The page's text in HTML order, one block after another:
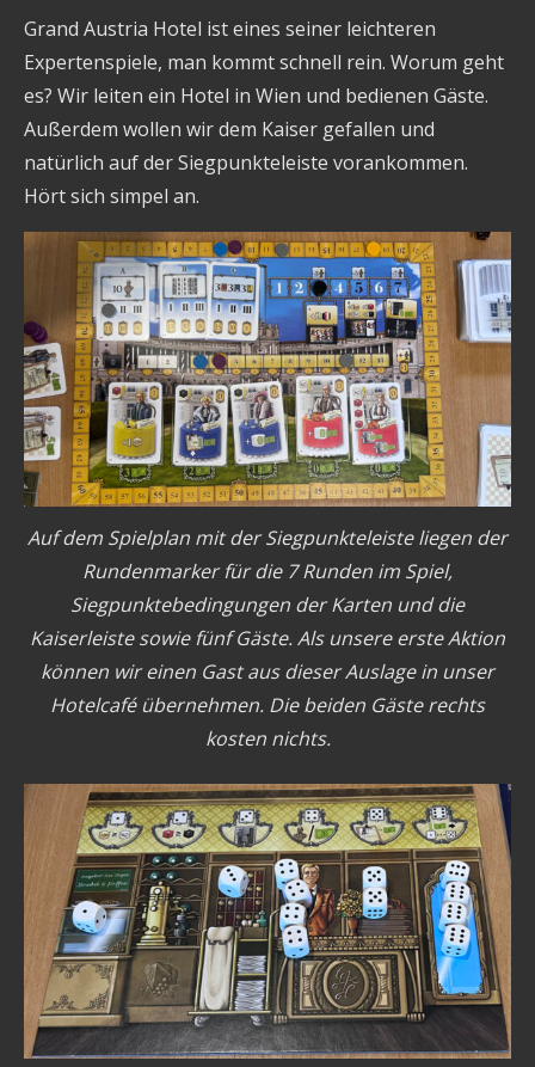
Grand Austria Hotel ist eines seiner leichteren
Expertenspiele, man kommt schnell rein. Worum geht
es? Wir leiten ein Hotel in Wien und bedienen Gäste.
Außerdem wollen wir dem Kaiser gefallen und
natürlich auf der Siegpunkteleiste vorankommen.
Hört sich simpel an.
Auf dem Spielplan mit der Siegpunkteleiste liegen der
Rundenmarker für die 7 Runden im Spiel,
Siegpunktebedingungen der Karten und die
Kaiserleiste sowie fünf Gäste. Als unsere erste Aktion
können wir einen Gast aus dieser Auslage in unser
Hotelcafé übernehmen. Die beiden Gäste rechts
kosten nichts.